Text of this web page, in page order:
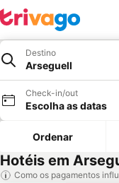
Destino
Arseguell
Check-in/out
Escolha as datas
Ordenar
Hotéis em
Como os pagamentos